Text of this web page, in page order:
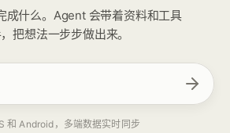
成什么。Agent 会带着资料和工具
把想法一步步做出来。
和 Android，多端数据实时同步